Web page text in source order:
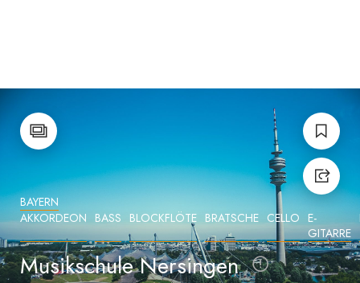
BAYERN
AKKORDEON BASS BLOCKFLÖTE BRATSCHE CELLO E-
GITARRE
Musikschule Nersingen